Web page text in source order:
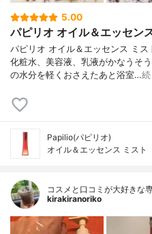
5.00
パピリオ オイル＆エッセン
パピリオ オイル＆エッセンス ミス
化粧水、美容液、乳液がかなうそ
の水分を軽くおさえたあと浴室…
Papilio(パピリオ)
オイル＆エッセンス ミスト
コスメと口コミが大好きな
kirakiranoriko